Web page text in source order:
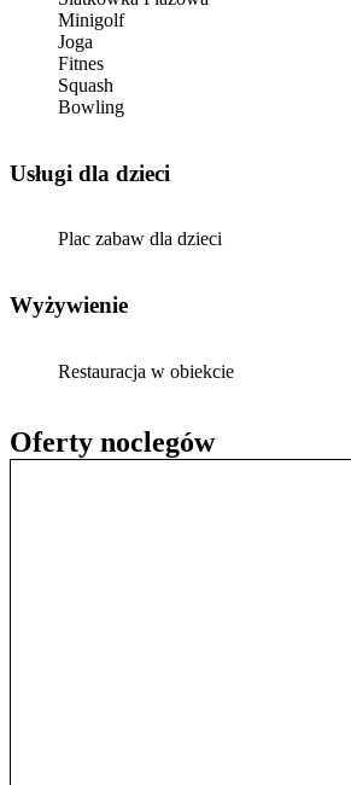
Oferty noclegów
Minigolf
Joga
Fitnes
Squash
Bowling
usługi dla dzieci
Plac zabaw dla dzieci
Wyżywienie
Restauracja w obiekcie